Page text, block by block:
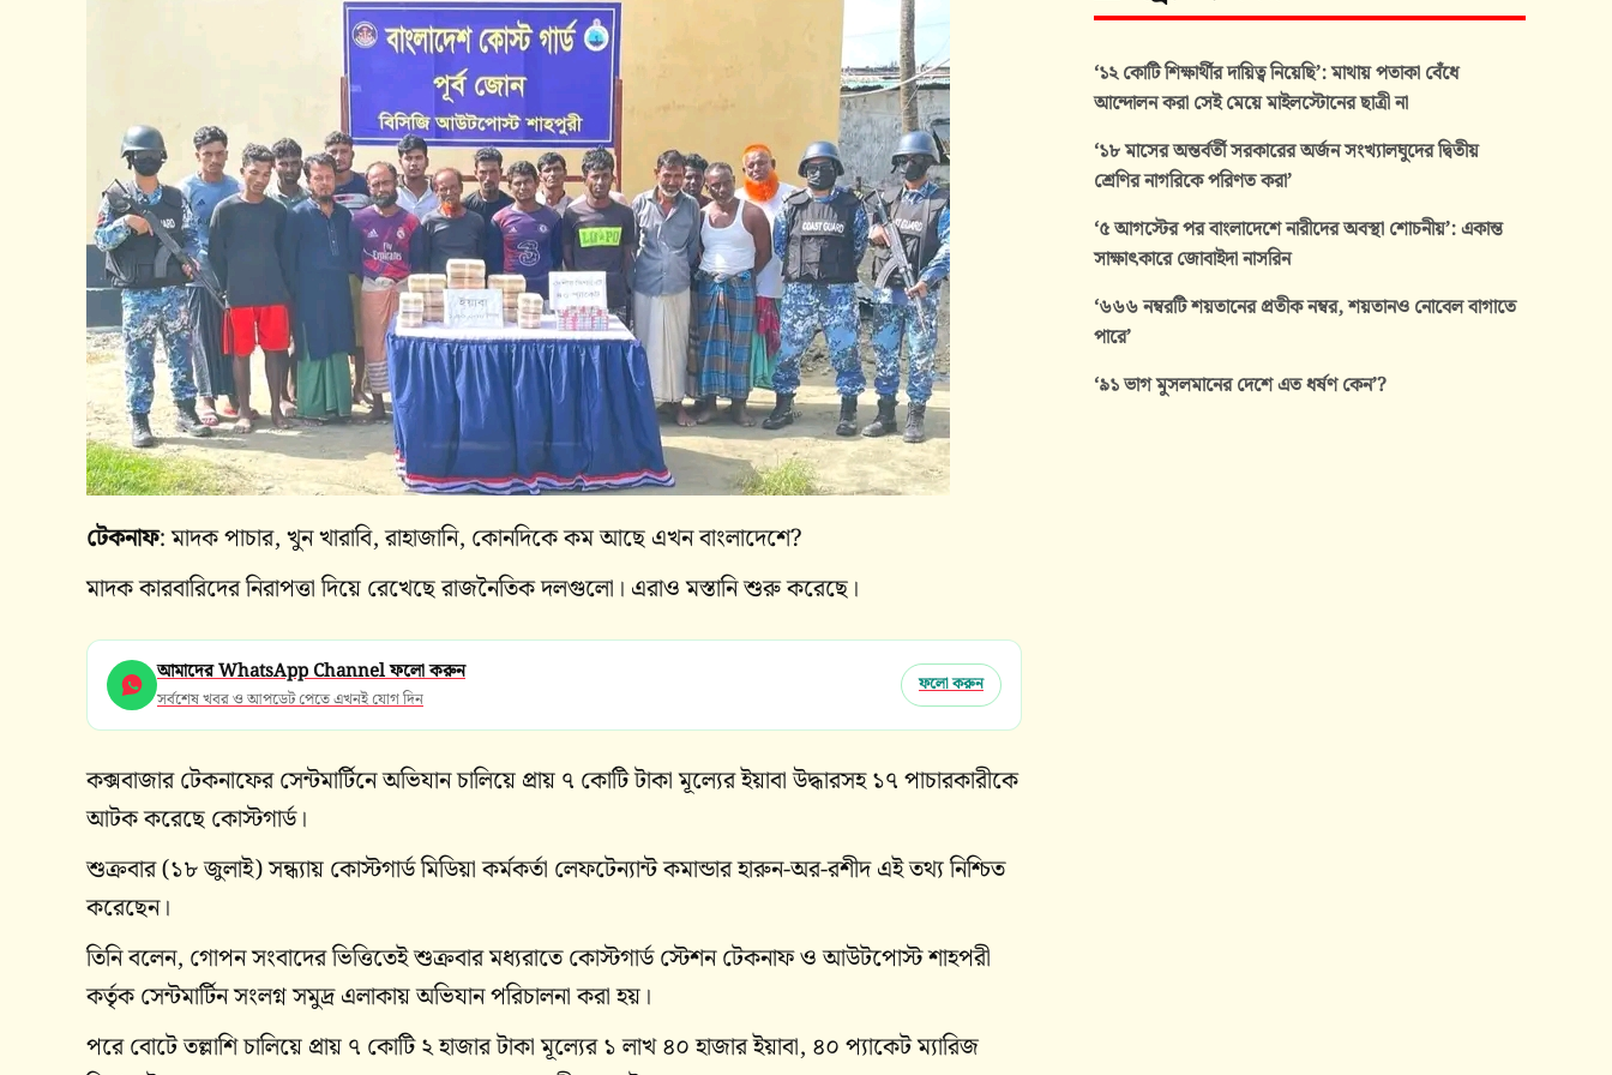
টেকনাফ: মাদক পাচার, খুন খারাবি, রাহাজানি, কোনদিকে কম আছে এখন বাংলাদেশে?
মাদক কারবারিদের নিরাপত্তা দিয়ে রেখেছে রাজনৈতিক দলগুলো। এরাও মস্তানি শুরু করেছে।
আমাদের WhatsApp Channel ফলো করুন
সর্বশেষ খবর ও আপডেট পেতে এখনই যোগ দিন
ফলো করুন
কক্সবাজার টেকনাফের সেন্টমার্টিনে অভিযান চালিয়ে প্রায় ৭ কোটি টাকা মূল্যের ইয়াবা উদ্ধারসহ ১৭ পাচারকারীকে
আটক করেছে কোস্টগার্ড।
শুক্রবার (১৮ জুলাই) সন্ধ্যায় কোস্টগার্ড মিডিয়া কর্মকর্তা লেফটেন্যান্ট কমান্ডার হারুন-অর-রশীদ এই তথ্য নিশ্চিত
করেছেন।
তিনি বলেন, গোপন সংবাদের ভিত্তিতেই শুক্রবার মধ্যরাতে কোস্টগার্ড স্টেশন টেকনাফ ও আউটপোস্ট শাহপরী
কর্তৃক সেন্টমার্টিন সংলগ্ন সমুদ্র এলাকায় অভিযান পরিচালনা করা হয়।
পরে বোটে তল্লাশি চালিয়ে প্রায় ৭ কোটি ২ হাজার টাকা মূল্যের ১ লাখ ৪০ হাজার ইয়াবা, ৪০ প্যাকেট ম্যারিজ
‘১২ কোটি শিক্ষার্থীর দায়িত্ব নিয়েছি’: মাথায় পতাকা বেঁধে
আন্দোলন করা সেই মেয়ে মাইলস্টোনের ছাত্রী না
‘১৮ মাসের অন্তর্বর্তী সরকারের অর্জন সংখ্যালঘুদের দ্বিতীয়
শ্রেণির নাগরিকে পরিণত করা’
‘৫ আগস্টের পর বাংলাদেশে নারীদের অবস্থা শোচনীয়’: একান্ত
সাক্ষাৎকারে জোবাইদা নাসরিন
‘৬৬৬ নম্বরটি শয়তানের প্রতীক নম্বর, শয়তানও নোবেল বাগাতে
পারে’
‘৯১ ভাগ মুসলমানের দেশে এত ধর্ষণ কেন’?